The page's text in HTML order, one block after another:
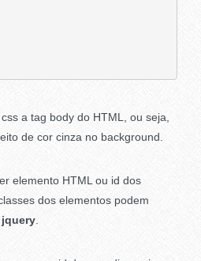
a tag body do HTML, ou seja,
de cor cinza no background.
elemento HTML ou id dos
dos elementos podem
jquery.